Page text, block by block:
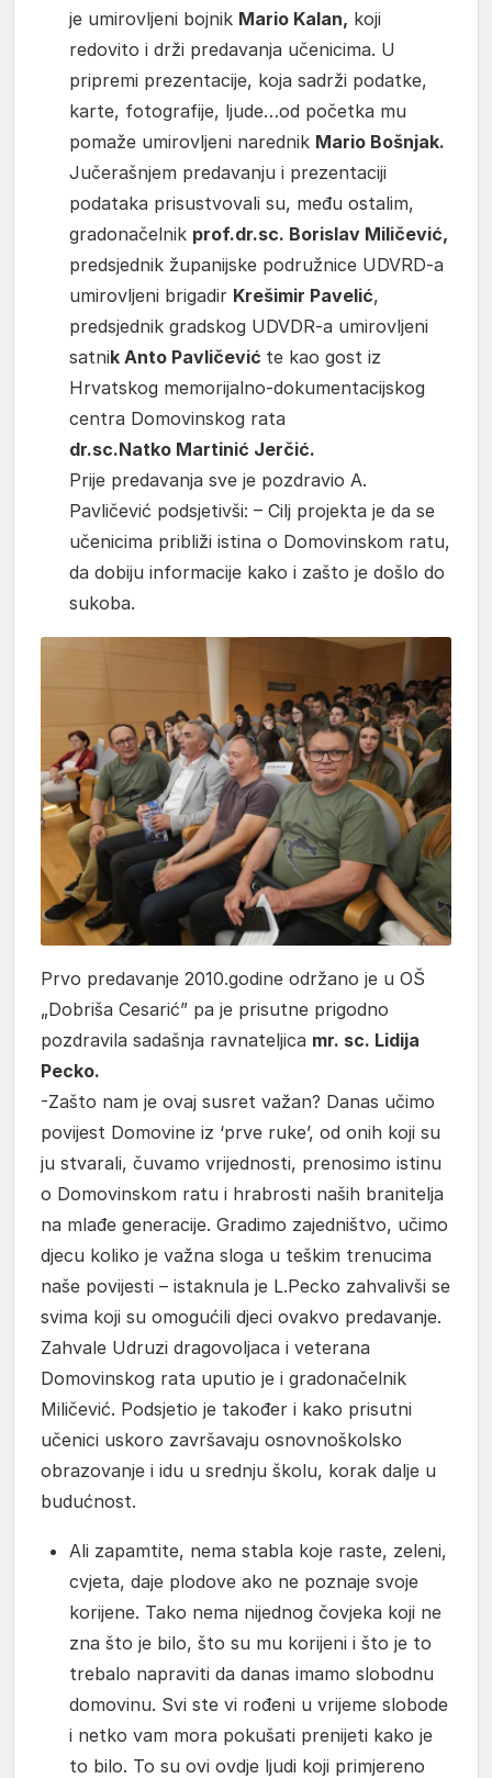
je umirovljeni bojnik Mario Kalan, koji
redovito i drži predavanja učenicima. U
pripremi prezentacije, koja sadrži podatke,
karte, fotografije, ljude…od početka mu
pomaže umirovljeni narednik Mario Bošnjak.
Jučerašnjem predavanju i prezentaciji
podataka prisustvovali su, među ostalim,
gradonačelnik prof.dr.sc. Borislav Miličević,
predsjednik županijske podružnice UDVRD-a
umirovljeni brigadir Krešimir Pavelić,
predsjednik gradskog UDVDR-a umirovljeni
satnik Anto Pavličević te kao gost iz
Hrvatskog memorijalno-dokumentacijskog
centra Domovinskog rata
dr.sc.Natko Martinić Jerčić.
Prije predavanja sve je pozdravio A.
Pavličević podsjetivši: – Cilj projekta je da se
učenicima približi istina o Domovinskom ratu,
da dobiju informacije kako i zašto je došlo do
sukoba.
Prvo predavanje 2010.godine održano je u OŠ
„Dobriša Cesarić” pa je prisutne prigodno
pozdravila sadašnja ravnateljica mr. sc. Lidija
Pecko.
-Zašto nam je ovaj susret važan? Danas učimo
povijest Domovine iz ‘prve ruke’, od onih koji su
ju stvarali, čuvamo vrijednosti, prenosimo istinu
o Domovinskom ratu i hrabrosti naših branitelja
na mlađe generacije. Gradimo zajedništvo, učimo
djecu koliko je važna sloga u teškim trenucima
naše povijesti – istaknula je L.Pecko zahvalivši se
svima koji su omogućili djeci ovakvo predavanje.
Zahvale Udruzi dragovoljaca i veterana
Domovinskog rata uputio je i gradonačelnik
Miličević. Podsjetio je također i kako prisutni
učenici uskoro završavaju osnovnoškolsko
obrazovanje i idu u srednju školu, korak dalje u
budućnost.
Ali zapamtite, nema stabla koje raste, zeleni,
cvjeta, daje plodove ako ne poznaje svoje
korijene. Tako nema nijednog čovjeka koji ne
zna što je bilo, što su mu korijeni i što je to
trebalo napraviti da danas imamo slobodnu
domovinu. Svi ste vi rođeni u vrijeme slobode
i netko vam mora pokušati prenijeti kako je
to bilo. To su ovi ovdje ljudi koji primjereno